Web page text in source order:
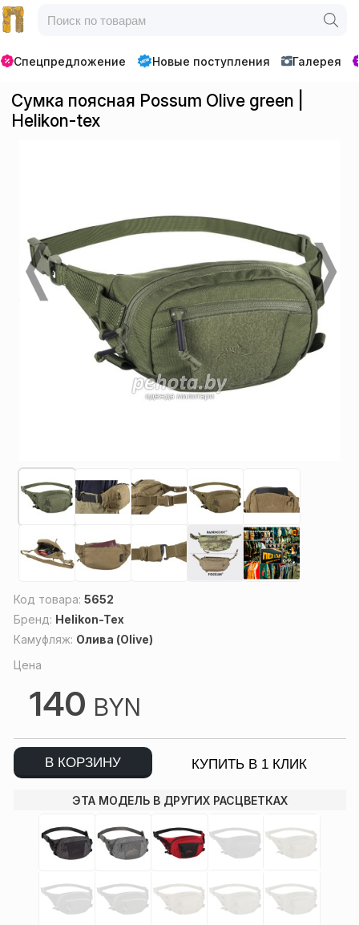
Спецпредложение Новые поступления Галерея
Сумка поясная Possum Olive green |
Helikon-tex
Код товара: 5652
Бренд: Helikon-Tex
Камуфляж: Олива (Olive)
Цена
140 BYN
В КОРЗИНУ КУПИТЬ В 1 КЛИК
ЭТА МОДЕЛЬ В ДРУГИХ РАСЦВЕТКАХ